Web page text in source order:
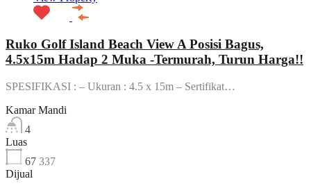
Ruko Golf Island Beach View A Posisi Bagus,
4.5x15m Hadap 2 Muka -Termurah, Turun Harga!!
SPESIFIKASI : – Ukuran : 4.5 x 15m – Sertifikat…
Kamar Mandi
4
Luas
67 337
Dijual